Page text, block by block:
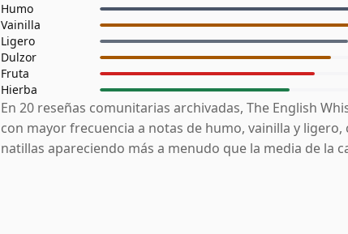
Humo
Vainilla
Ligero
Dulzor
Fruta
Hierba
En 20 reseñas comunitarias archivadas, The English
con mayor frecuencia a notas de humo, vainilla y ligero,
natillas apareciendo más a menudo que la media de la